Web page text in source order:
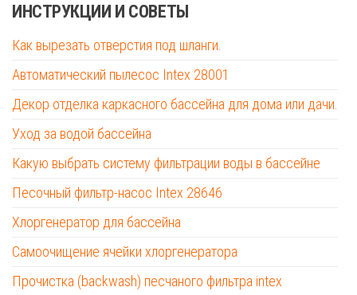
ИНСТРУКЦИИ И СОВЕТЫ
Как вырезать отверстия под шланги.
Автоматический пылесос Intex 28001
Декор отделка каркасного бассейна для дома или дачи.
Уход за водой бассейна
Какую выбрать систему фильтрации воды в бассейне
Песочный фильтр-насос Intex 28646
Хлоргенератор для бассейна
Самоочищение ячейки хлоргенератора
Прочистка (backwash) песчаного фильтра intex